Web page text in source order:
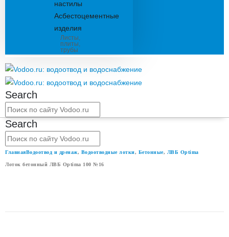
настилы
Асбестоцементные
изделия
Листы,
плиты,
трубы
Search
Search
ГлавнаяВодоотвод и дренаж, Водоотводные лотки, Бетонные, ЛВБ Optima
Лоток бетонный ЛВБ Optima 100 №16